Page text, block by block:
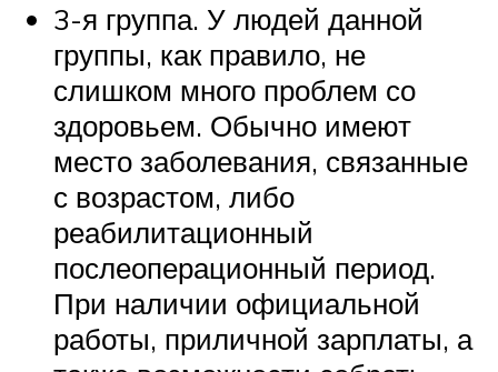
3-я группа. У людей данной
группы, как правило, не
слишком много проблем со
здоровьем. Обычно имеют
место заболевания, связанные
с возрастом, либо
реабилитационный
послеоперационный период.
При наличии официальной
работы, приличной зарплаты, а